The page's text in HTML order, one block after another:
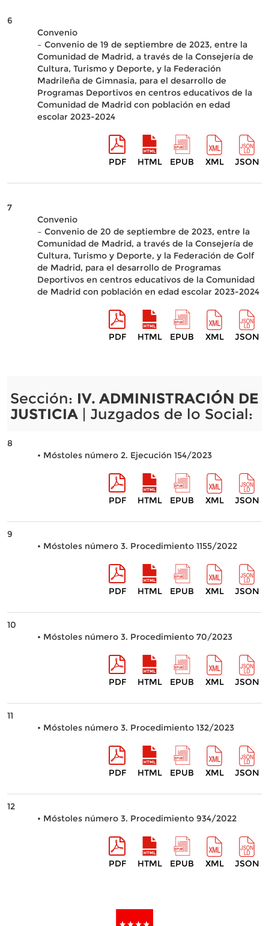
6
Convenio
– Convenio de 19 de septiembre de 2023, entre la
Comunidad de Madrid, a través de la Consejería de
Cultura, Turismo y Deporte, y la Federación
Madrileña de Gimnasia, para el desarrollo de
Programas Deportivos en centros educativos de la
Comunidad de Madrid con población en edad
escolar 2023-2024
PDF HTML EPUB XML JSON
7
Convenio
– Convenio de 20 de septiembre de 2023, entre la
Comunidad de Madrid, a través de la Consejería de
Cultura, Turismo y Deporte, y la Federación de Golf
de Madrid, para el desarrollo de Programas
Deportivos en centros educativos de la Comunidad
de Madrid con población en edad escolar 2023-2024
PDF HTML EPUB XML JSON
Sección: IV. ADMINISTRACIÓN DE
JUSTICIA| Juzgados de lo Social:
8
• Móstoles número 2. Ejecución 154/2023
PDF HTML EPUB XML JSON
9
• Móstoles número 3. Procedimiento 1155/2022
PDF HTML EPUB XML JSON
10
• Móstoles número 3. Procedimiento 70/2023
PDF HTML EPUB XML JSON
11
• Móstoles número 3. Procedimiento 132/2023
PDF HTML EPUB XML JSON
12
• Móstoles número 3. Procedimiento 934/2022
PDF HTML EPUB XML JSON